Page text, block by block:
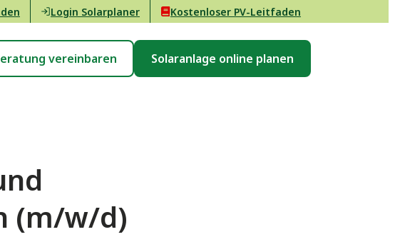
Login Solarplaner Kostenloser PV-Leitfaden
vereinbaren Solaranlage online planen
(m/w/d)